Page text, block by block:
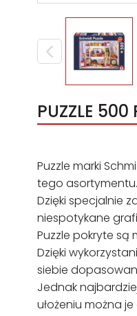
PUZZLE 500
Puzzle marki
tego asortymentu.
Dzięki specjalnie
niespotykane
Puzzle pokryte są
Dzięki
siebie
Jednak
ułożeniu można